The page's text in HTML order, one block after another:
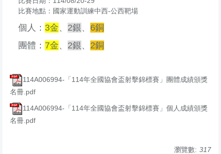
比賽地點：國家運動訓練中西-公西靶場
個人： 3金、 2銀 、 6銅
團體： 7金、 2銀 、 2銅
114A006994-「114年全國協會盃射擊錦標賽」團體成績頒獎
名冊.pdf
114A006994-「114年全國協會盃射擊錦標賽」個人成績頒獎
名冊.pdf
瀏覽數: 317